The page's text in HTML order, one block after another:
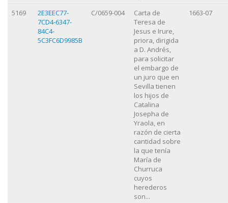
5169
2E3EEC77-
7CD4-6347-
84C4-
5C3FC6D9985B
C/0659-004
Carta de
Teresa de
Jesus e Irure,
priora, dirigida
a D. Andrés,
para solicitar
el embargo de
un juro que en
Sevilla tienen
los hijos de
Catalina
Josepha de
Yraola, en
razón de cierta
cantidad sobre
la que tenía
María de
Churruca
cuyos
herederos
son...
1663-07